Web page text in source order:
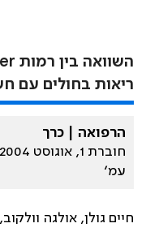
ריאות בחולים עם
הרפואה | כרך
חוברת 1, אוגוסט 2004
עמ׳
חיים גולן, אולגה